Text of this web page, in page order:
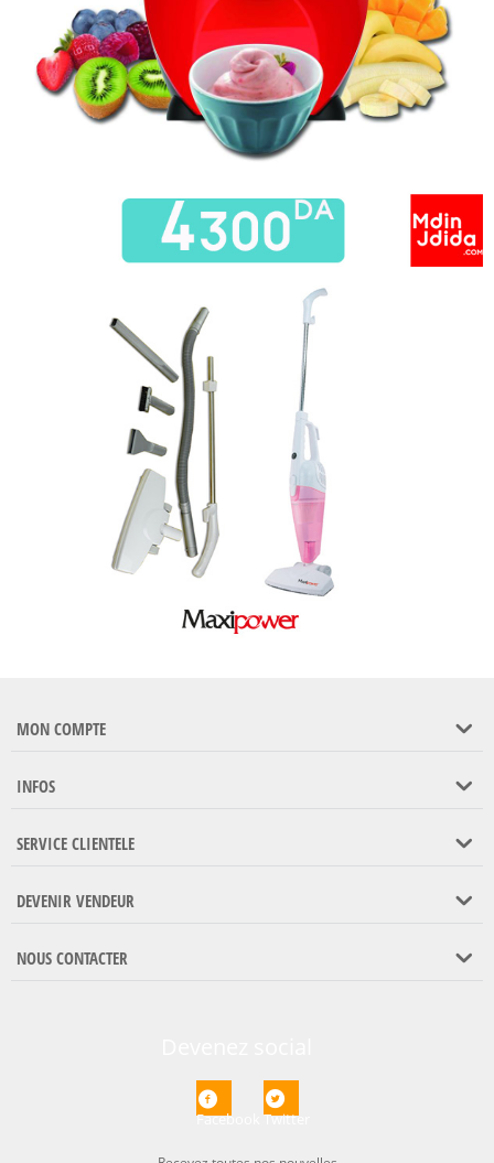
MON COMPTE
INFOS
SERVICE CLIENTELE
DEVENIR VENDEUR
NOUS CONTACTER
Facebook Twitter